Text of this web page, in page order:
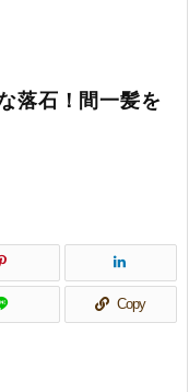

落石！間一髪を
Copy